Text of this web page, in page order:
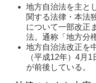
地方自治法を主と
関する法律・本法
について一部改正
法。通称「地方分
地方自治法改正を
（平成12年）4月
が前後している。